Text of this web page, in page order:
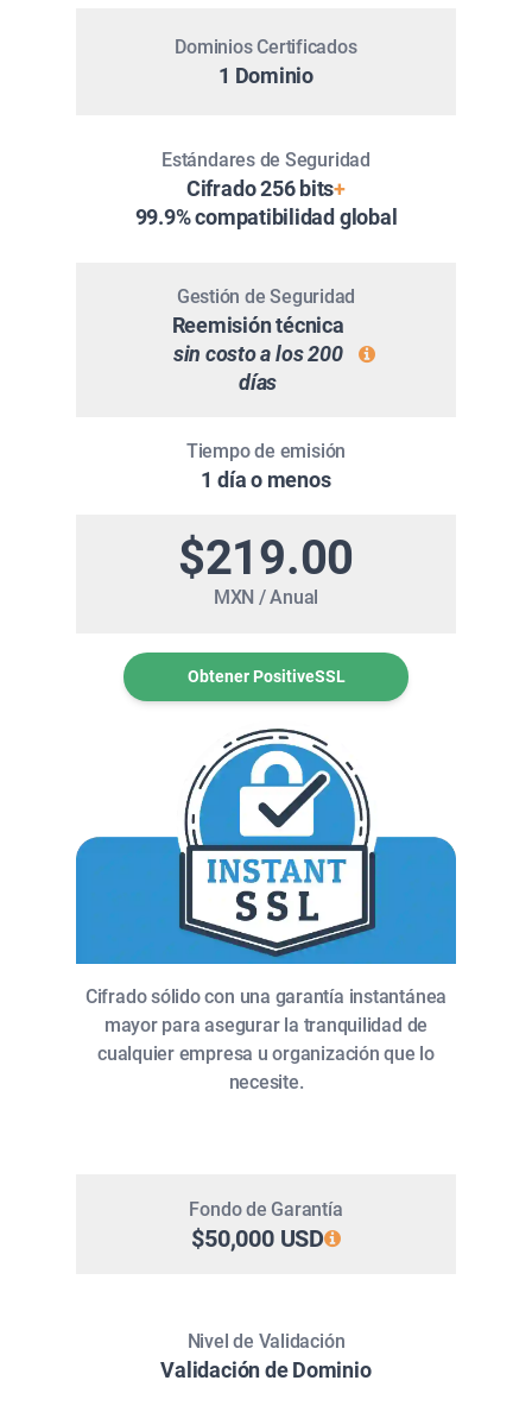
Dominios Certificados
1 Dominio
Estándares de Seguridad
Cifrado 256 bits+
99.9% compatibilidad global
Gestión de Seguridad
Reemisión técnica
sin costo a los 200
días
Tiempo de emisión
1 día o menos
$219.00
MXN / Anual
Obtener PositiveSSL
Cifrado sólido con una garantía instantánea
mayor para asegurar la tranquilidad de
cualquier empresa u organización que lo
necesite.
Fondo de Garantía
$50,000 USD
Nivel de Validación
Validación de Dominio